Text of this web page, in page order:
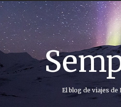
El blog de viajes de